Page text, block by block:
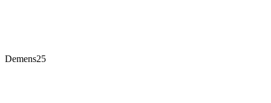
Demens25